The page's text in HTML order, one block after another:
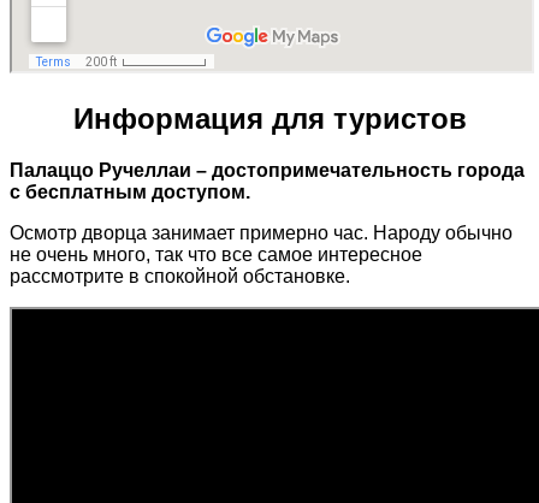
Информация для туристов
Палаццо Ручеллаи – достопримечательность города
с бесплатным доступом.
Осмотр дворца занимает примерно час. Народу обычно
не очень много, так что все самое интересное
рассмотрите в спокойной обстановке.